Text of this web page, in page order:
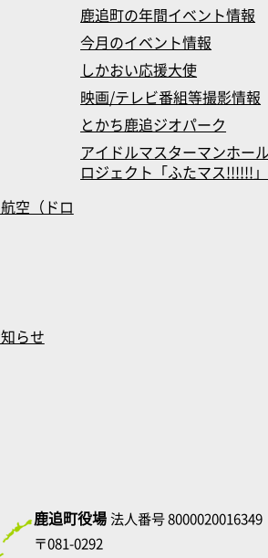
空（ドロ
らせ
鹿追町の年間イベント情報
今月のイベント情報
しかおい応援大使
映画/テレビ番組等撮影情報
とかち鹿追ジオパーク
アイドルマスターマンホー
ロジェクト「ふたマス!!!!!!」
鹿追町役場法人番号 8000020016349
〒081-0292